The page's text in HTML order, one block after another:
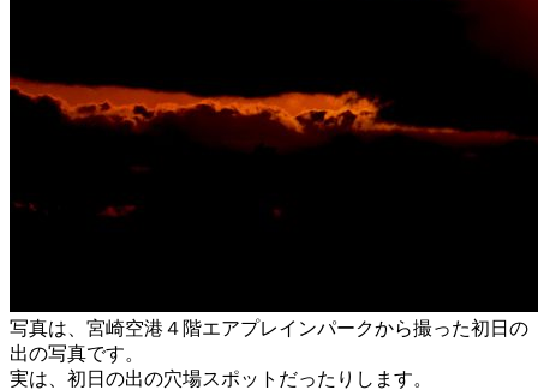
写真は、宮崎空港４階エアプレインパークから撮った初日の
出の写真です。
実は、初日の出の穴場スポットだったりします。